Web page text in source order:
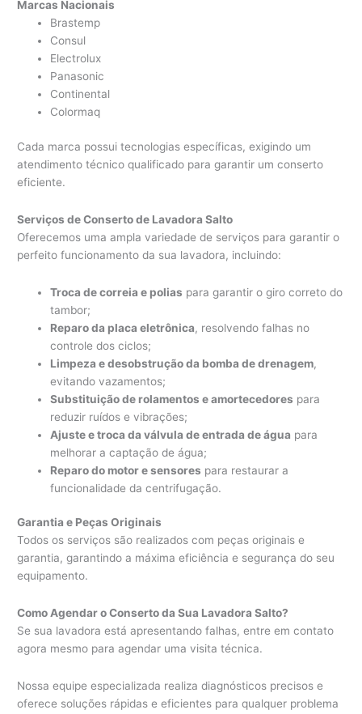
Marcas Nacionais
Brastemp
Consul
Electrolux
Panasonic
Continental
Colormaq
Cada marca possui tecnologias específicas, exigindo um
atendimento técnico qualificado para garantir um conserto
eficiente.
Serviços de Conserto de Lavadora Salto
Oferecemos uma ampla variedade de serviços para garantir o
perfeito funcionamento da sua lavadora, incluindo:
Troca de correia e polias para garantir o giro correto do
tambor;
Reparo da placa eletrônica, resolvendo falhas no
controle dos ciclos;
Limpeza e desobstrução da bomba de drenagem,
evitando vazamentos;
Substituição de rolamentos e amortecedores para
reduzir ruídos e vibrações;
Ajuste e troca da válvula de entrada de água para
melhorar a captação de água;
Reparo do motor e sensores para restaurar a
funcionalidade da centrifugação.
Garantia e Peças Originais
Todos os serviços são realizados com peças originais e
garantia, garantindo a máxima eficiência e segurança do seu
equipamento.
Como Agendar o Conserto da Sua Lavadora Salto?
Se sua lavadora está apresentando falhas, entre em contato
agora mesmo para agendar uma visita técnica.
Nossa equipe especializada realiza diagnósticos precisos e
oferece soluções rápidas e eficientes para qualquer problema